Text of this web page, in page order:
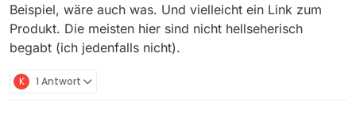
Beispiel, wäre auch was. Und vielleicht ein Link zum
Produkt. Die meisten hier sind nicht hellseherisch
begabt (ich jedenfalls nicht).
K 1 Antwort